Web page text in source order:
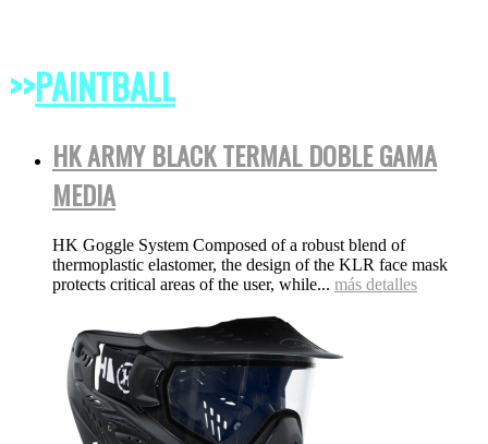
>>PAINTBALL
HK ARMY BLACK TERMAL DOBLE GAMA
MEDIA
HK Goggle System Composed of a robust blend of
thermoplastic elastomer, the design of the KLR face mask
protects critical areas of the user, while... más detalles